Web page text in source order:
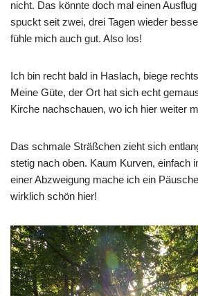
nicht. Das könnte doch mal einen
spuckt seit zwei, drei Tagen wieder
fühle mich auch gut. Also los!
Ich bin recht bald in Haslach, biege
Meine Güte, der Ort hat sich echt
Kirche nachschauen, wo ich hier weiter
Das schmale Sträßchen zieht sich
stetig nach oben. Kaum Kurven, einfach
einer Abzweigung mache ich ein
wirklich schön hier!